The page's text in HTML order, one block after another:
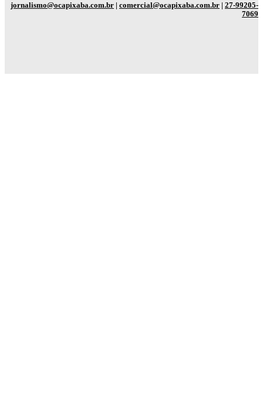
jornalismo@ocapixaba.com.br | comercial@ocapixaba.com.br | 27-99205-
7069